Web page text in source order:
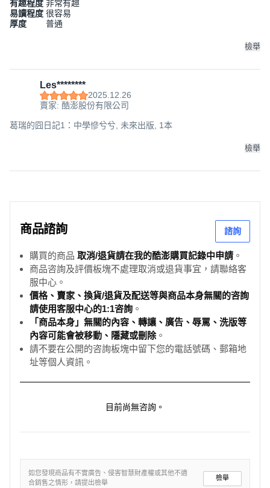
有趣程度 非常有趣
易讀程度 很容易
厚度
普通
檢舉
Les********
2025.12.26
賣家: 酷澎股份有限公司
葛瑞的囧日記1：中學慘兮兮, 未來出版, 1本
檢舉
商品諮詢 諮詢
購買的商品 取消/退貨請在我的酷澎購買記錄中申請 。
商品咨詢及評價板塊不處理取消或退貨事宜，請聯絡客
服中心。
價格、賣家、換貨/退貨及配送等與商品本身無關的咨詢
請使用客服中心的1:1咨詢 。
「商品本身」無關的內容、轉讓、廣告、辱罵、洗版等
內容可能會被移動、隱藏或刪除。
請不要在公開的咨詢板塊中留下您的電話號碼、郵箱地
址等個人資訊。
目前尚無咨詢。
如您發現商品有不實廣告、侵害智慧財產權或其他不適
合銷售之情形，請提出檢舉
檢舉